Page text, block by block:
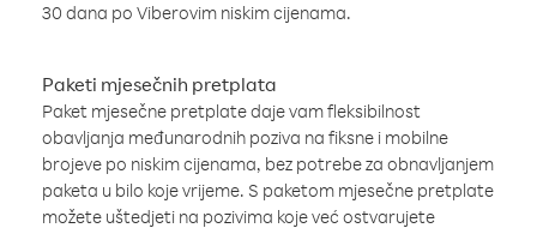
30 dana po Viberovim niskim cijenama.
Paketi mjesečnih pretplata
Paket mjesečne pretplate daje vam fleksibilnost
obavljanja međunarodnih poziva na fiksne i mobilne
brojeve po niskim cijenama, bez potrebe za obnavljanjem
paketa u bilo koje vrijeme. S paketom mjesečne pretplate
možete uštedjeti na pozivima koje već ostvarujete